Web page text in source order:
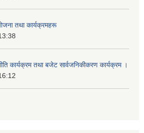
तथा कार्यक्रमहरू
कार्यक्रम तथा बजेट सार्वजनिकीकरण कार्यक्रम ।